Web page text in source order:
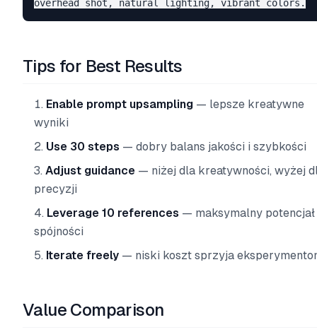
Tips for Best Results
Enable prompt upsampling — lepsze kreatywne
wyniki
Use 30 steps — dobry balans jakości i szybkości
Adjust guidance — niżej dla kreatywności, wyżej
precyzji
Leverage 10 references — maksymalny potencjał
spójności
Iterate freely — niski koszt sprzyja
Value Comparison